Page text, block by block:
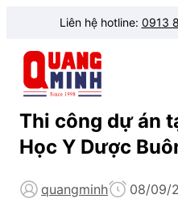
Liên hệ hotline: 0913
Thi công dự án
Học Y Dược
quangminh 08/09/